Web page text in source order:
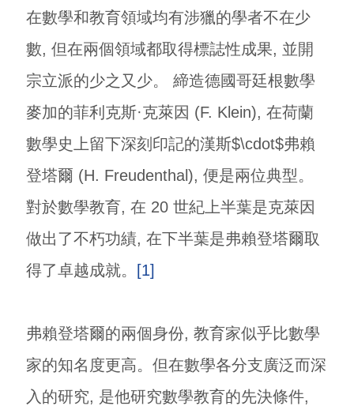
在數學和教育領域均有涉獵的學者不在少
數, 但在兩個領域都取得標誌性成果, 並開
宗立派的少之又少。 締造德國哥廷根數學
麥加的菲利克斯·克萊因 (F. Klein), 在荷蘭
數學史上留下深刻印記的漢斯$\cdot$弗賴
登塔爾 (H. Freudenthal), 便是兩位典型。
對於數學教育, 在 20 世紀上半葉是克萊因
做出了不朽功績, 在下半葉是弗賴登塔爾取
得了卓越成就。
[1]
弗賴登塔爾的兩個身份, 教育家似乎比數學
家的知名度更高。但在數學各分支廣泛而深
入的研究, 是他研究數學教育的先決條件,